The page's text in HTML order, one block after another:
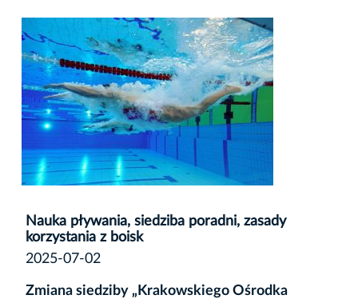
Nauka pływania, siedziba poradni, zasady
korzystania z boisk
2025-07-02
Zmiana siedziby „Krakowskiego Ośrodka